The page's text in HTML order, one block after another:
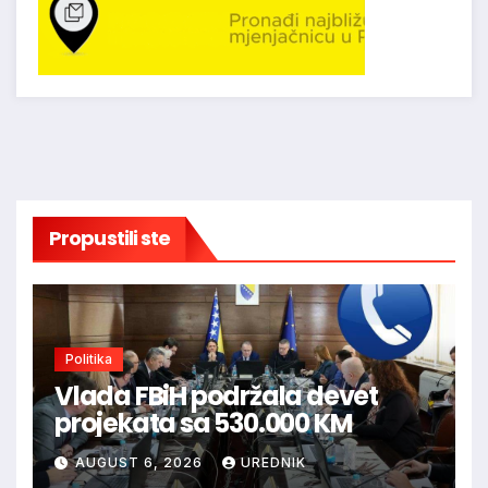
Propustili ste
Politika
Vlada FBiH podržala devet
projekata sa 530.000 KM
AUGUST 6, 2026 UREDNIK